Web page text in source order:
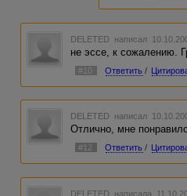
DELETED написал
не эссе, к сожалению.
#10 Ответить /
DELETED написал
Отлично, мне
#12 Ответить /
DELETED написала